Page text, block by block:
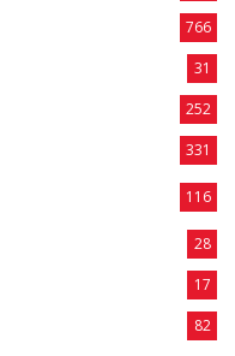
766
31
252
331
116
28
17
82